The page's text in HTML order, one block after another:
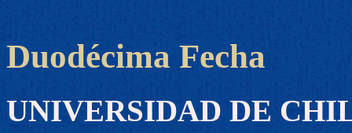
Duodécima Fecha
UNIVERSIDAD DE